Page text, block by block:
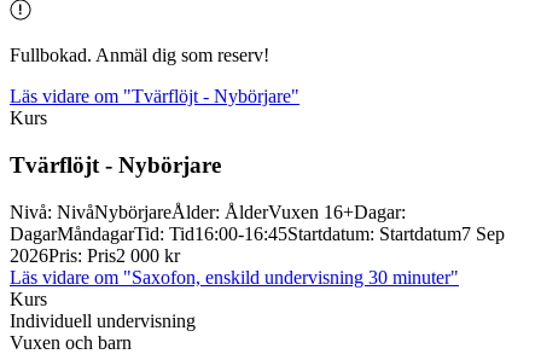
Fullbokad. Anmäl dig som reserv!
Läs vidare om "Tvärflöjt - Nybörjare"
Kurs
Tvärflöjt - Nybörjare
Nivå: NivåNybörjareÅlder: ÅlderVuxen 16+Dagar:
DagarMåndagarTid: Tid16:00-16:45Startdatum: Startdatum7 Sep
2026Pris: Pris2 000 kr
Läs vidare om "Saxofon, enskild undervisning 30 minuter"
Kurs
Individuell undervisning
Vuxen och barn